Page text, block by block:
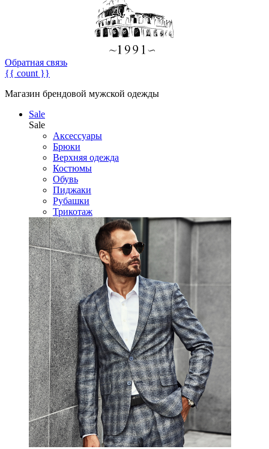
Обратная связь
{{ count }}
Магазин брендовой мужской одежды
Sale
Sale
Аксессуары
Брюки
Верхняя одежда
Костюмы
Обувь
Пиджаки
Рубашки
Трикотаж